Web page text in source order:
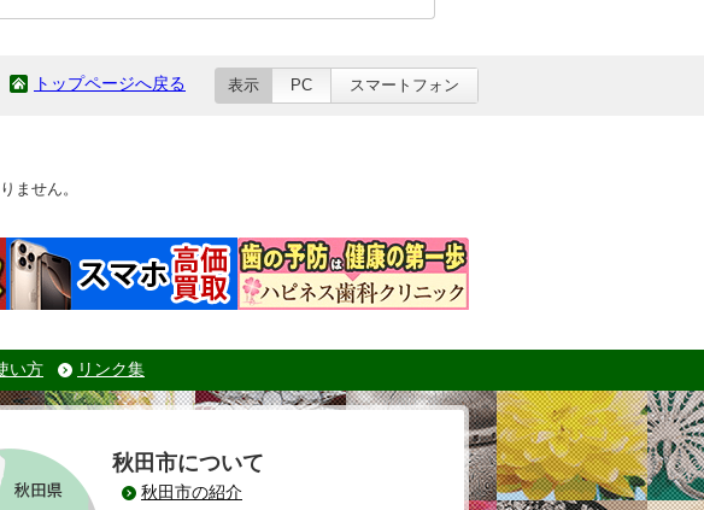
トップページへ戻る 表示 PC スマートフォン
ません。
い方 リンク集
秋田市について
秋田市の紹介